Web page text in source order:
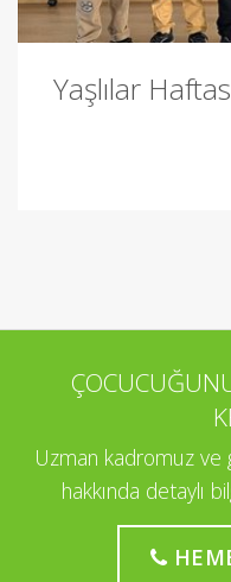
Yaşlılar
Uzman kadromuz ve
hakkında detaylı